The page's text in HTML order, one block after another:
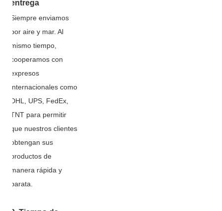
entrega
Siempre enviamos
por aire y mar. Al
mismo tiempo,
cooperamos con
expresos
internacionales como
DHL, UPS, FedEx,
TNT para permitir
que nuestros clientes
obtengan sus
productos de
manera rápida y
barata.